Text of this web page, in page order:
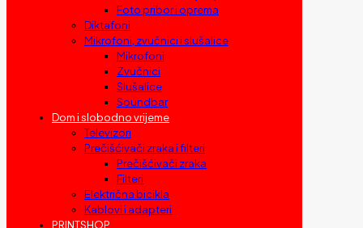
Foto pribor i oprema
Diktafoni
Mikrofoni, zvučnici i slušalice
Mikrofoni
Zvučnici
Slušalice
Soundbar
Dom i slobodno vrijeme
Televizori
Prečišćivači zraka i filteri
Prečišćivači zraka
Filteri
Električna bicikla
Kablovi i adapteri
PRINTSHOP